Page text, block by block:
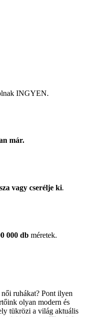
INGYEN.
már.
vagy cserélje ki.
000 db méretek.
ruhákat? Pont ilyen
olyan modern és
tükrözi a világ aktuális